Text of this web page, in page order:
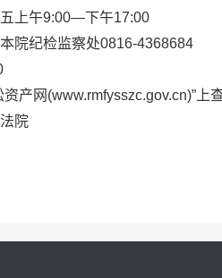
上午9:00—下午17:00
院纪检监察处0816-4368684
资产网 (www.rmfysszc.gov.cn)” 上
院